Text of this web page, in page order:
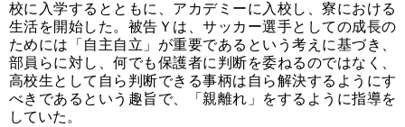
校に入学するとともに、アカデミーに入校し、寮における
生活を開始した。被告Ｙは、サッカー選手としての成長の
ためには「自主自立」が重要であるという考えに基づき、
部員らに対し、何でも保護者に判断を委ねるのではなく、
高校生として自ら判断できる事柄は自ら解決するようにす
べきであるという趣旨で、「親離れ」をするように指導を
していた。